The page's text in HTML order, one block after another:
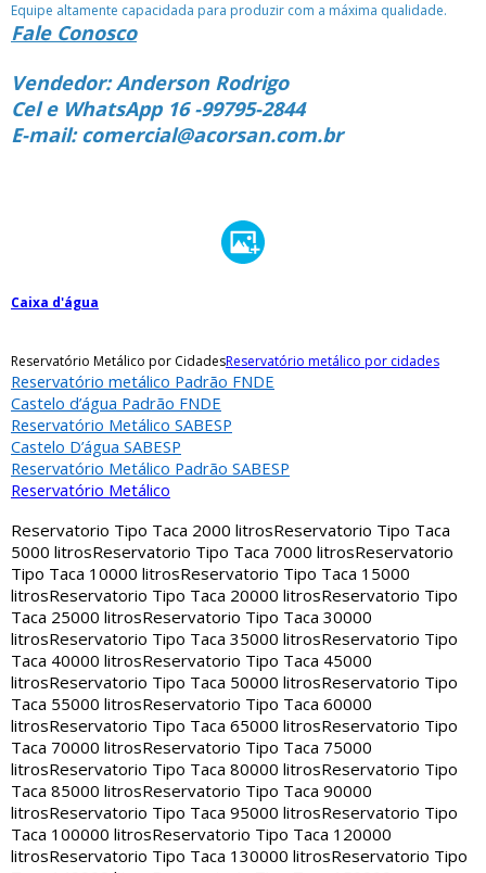
Equipe altamente capacidada para produzir com a máxima qualidade.
Fale Conosco
Vendedor: Anderson Rodrigo
Cel e WhatsApp 16 -99795-2844
E-mail: comercial@acorsan.com.br
Caixa d'água
Reservatório Metálico por CidadesReservatório metálico por cidades
Reservatório metálico Padrão FNDE
Castelo d’água Padrão FNDE
Reservatório Metálico SABESP
Castelo D’água SABESP
Reservatório Metálico Padrão SABESP
Reservatório Metálico
Reservatorio Tipo Taca 2000 litrosReservatorio Tipo Taca
5000 litrosReservatorio Tipo Taca 7000 litrosReservatorio
Tipo Taca 10000 litrosReservatorio Tipo Taca 15000
litrosReservatorio Tipo Taca 20000 litrosReservatorio Tipo
Taca 25000 litrosReservatorio Tipo Taca 30000
litrosReservatorio Tipo Taca 35000 litrosReservatorio Tipo
Taca 40000 litrosReservatorio Tipo Taca 45000
litrosReservatorio Tipo Taca 50000 litrosReservatorio Tipo
Taca 55000 litrosReservatorio Tipo Taca 60000
litrosReservatorio Tipo Taca 65000 litrosReservatorio Tipo
Taca 70000 litrosReservatorio Tipo Taca 75000
litrosReservatorio Tipo Taca 80000 litrosReservatorio Tipo
Taca 85000 litrosReservatorio Tipo Taca 90000
litrosReservatorio Tipo Taca 95000 litrosReservatorio Tipo
Taca 100000 litrosReservatorio Tipo Taca 120000
litrosReservatorio Tipo Taca 130000 litrosReservatorio Tipo